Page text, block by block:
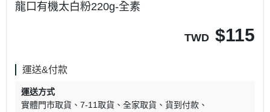
龍口有機太白粉220g-全素
TWD $115
運送&付款
運送方式
實體門市取貨
7-11取貨 全家取貨
貨到付款